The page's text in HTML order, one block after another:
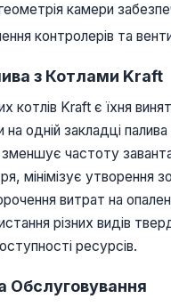
камери
контролерів та
з Котлами Kraft
Kraft є їхня
одній закладці
зменшує частоту
мінімізує
витрат на
різних видів
ресурсів.
Обслуговування